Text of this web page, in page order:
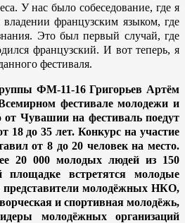
У нас было собеседование, где я
французским языком, где
Это был первый случай, где
французский. И вот теперь, я
фестиваля.
ФМ-11-16 Григорьев Артём
фестивале молодежи и
от Чувашии на фестиваль поедут
18 до 35 лет. Конкурс на участие
от 8 до 20 человек на место.
20 000 молодых людей из 150
встретятся молодые
представители молодёжных НКО,
и спортивная молодёжь,
молодёжных организаций